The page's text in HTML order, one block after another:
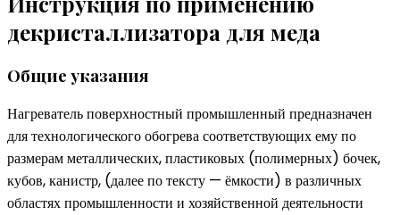
декристаллизатора для меда
Общие указания
Нагреватель поверхностный промышленный предназначен
для технологического обогрева соответствующих ему по
размерам металлических, пластиковых (полимерных) бочек,
кубов, канистр, (далее по тексту — ёмкости) в различных
областях промышленности и хозяйственной деятельности